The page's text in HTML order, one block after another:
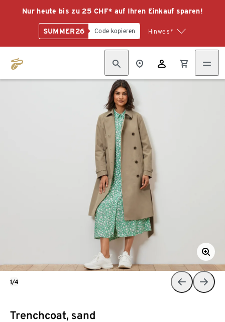
Nur heute bis zu 25 CHF* auf Ihren Einkauf sparen!
SUMMER26 Code kopieren Hinweis*
Trenchcoat, sand
1/4